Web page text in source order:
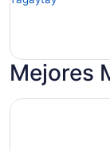
Mejores
Hotel Kimberly